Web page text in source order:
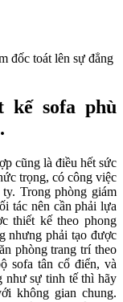
đốc toát lên sự đẳng
kế sofa phù
cũng là điều hết sức
trọng, có công việc
Trong phòng giám
tác nên cần phải lựa
thiết kế theo phong
nhưng phải tạo được
phòng trang trí theo
sofa tân cổ điển, và
như sự tinh tế thì hãy
không gian chung.